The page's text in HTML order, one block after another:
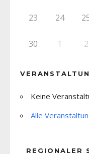
23 24
30 1 2
Keine
Alle
REGIONALER